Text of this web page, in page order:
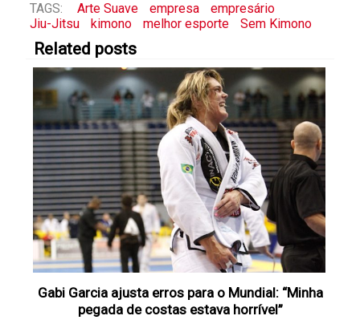
TAGS: Arte Suave empresa
empresário
Jiu-Jitsu
kimono melhor esporte Sem Kimono
Related posts
Gabi Garcia ajusta erros para o Mundial: “Minha
pegada de costas estava horrível”